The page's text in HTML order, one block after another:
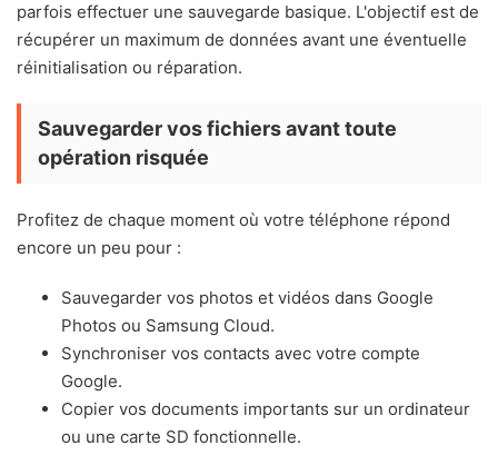
parfois effectuer une sauvegarde basique. L'objectif est de
récupérer un maximum de données avant une éventuelle
réinitialisation ou réparation.
Sauvegarder vos fichiers avant toute
opération risquée
Profitez de chaque moment où votre téléphone répond
encore un peu pour :
Sauvegarder vos photos et vidéos dans Google
Photos ou Samsung Cloud.
Synchroniser vos contacts avec votre compte
Google.
Copier vos documents importants sur un ordinateur
ou une carte SD fonctionnelle.